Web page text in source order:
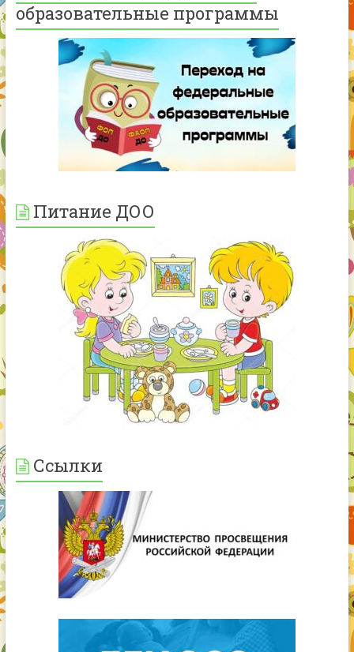
образовательные программы
Питание ДОО
Ссылки